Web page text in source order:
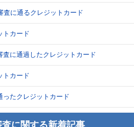
査に通るクレジットカード
トカード
に通過したクレジットカード
トカード
ったクレジットカード